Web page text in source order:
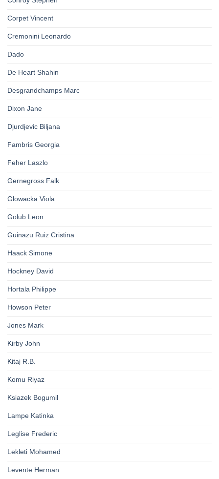
Corpet Vincent
Cremonini Leonardo
Dado
De Heart Shahin
Desgrandchamps Marc
Dixon Jane
Djurdjevic Biljana
Fambris Georgia
Feher Laszlo
Gernegross Falk
Glowacka Viola
Golub Leon
Guinazu Ruiz Cristina
Haack Simone
Hockney David
Hortala Philippe
Howson Peter
Jones Mark
Kirby John
Kitaj R.B.
Komu Riyaz
Ksiazek Bogumil
Lampe Katinka
Leglise Frederic
Lekleti Mohamed
Levente Herman